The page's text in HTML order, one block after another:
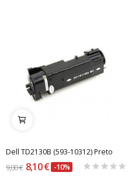
Dell TD2130B (593-10312) Preto
9,00 € 8,10 € -10%